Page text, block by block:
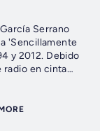
Serrano
'Sencillamente
y 2012. Debido
radio en cinta